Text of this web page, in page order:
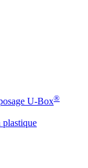
U-Box®
plastique